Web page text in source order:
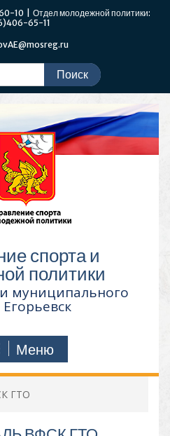
10 | Отдел молодежной политики:
65-11
спорта и
политики
муниципального
Егорьевск
Меню
ГТО